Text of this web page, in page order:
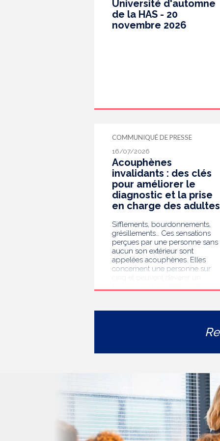
Université d'automne
de la HAS - 20
novembre 2026
COMMUNIQUÉ DE PRESSE
16/07/2026
Acouphènes
invalidants : des clés
pour améliorer le
diagnostic et la prise
en charge des adultes
Sifflements, bourdonnements,
grésillements… Ces sensations
perçues par une personne sans
aucun son extérieur sont
appelées acouphènes. Elles
concernent une personne sur
l’isolement ou de l’anxiété. Face à
thérapeutique rencontrée par les
diagnostic et l’accompagnement
des personnes présentant des
acouphènes chroniques
invalidants . Elle publie
aujourd’hui ses travaux, destinés
aux professionnels de santé [1]
impliqués dans le suivi de ces
patients.